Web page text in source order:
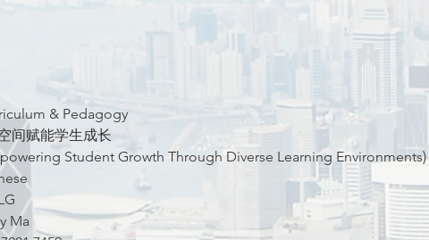
Curriculum & Pedagogy
教育空间赋能学生成长
(Empowering Student Growth Through Diverse Learning Environments)
Chinese
Mary Ma